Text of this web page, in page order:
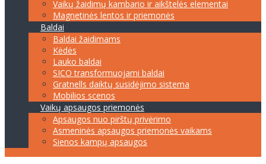
Vaikų žaidimų kambario ir aikštelės elementai
Magnetinės lentos ir priemonės
Baldai
Baldai žaidimams
Kėdės
Lauko baldai
SICO transformuojami baldai
Gratnells daiktų susidėjimo sistema
Mobilios scenos
Vaikų apsaugos priemonės
Apsaugos nuo pirštų privėrimo
Asmeninės apsaugos priemonės vaikams
Sienos kampų apsaugos